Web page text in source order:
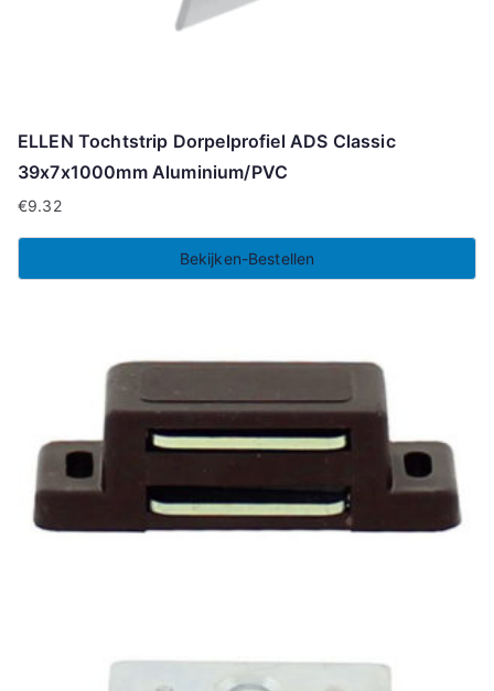
ELLEN Tochtstrip Dorpelprofiel ADS Classic
39x7x1000mm Aluminium/PVC
€9.32
Bekijken-Bestellen